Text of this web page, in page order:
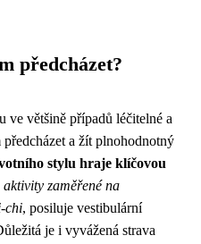
předcházet?
ve většině případů léčitelné a
a žít plnohodnotný
stylu hraje klíčovou
aktivity zaměřené na
chi, posiluje vestibulární
je i vyvážená strava